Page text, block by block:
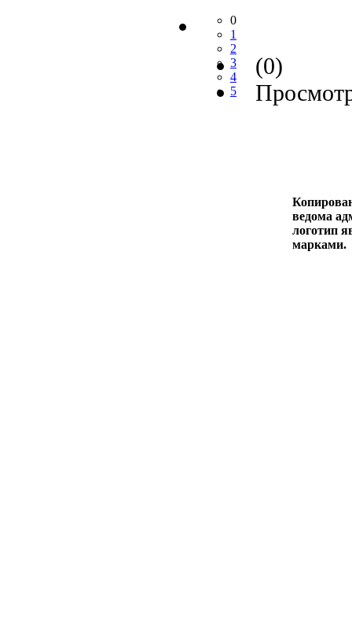
0
1
2
3
4
5
(0)
ведома
логотип
марками.